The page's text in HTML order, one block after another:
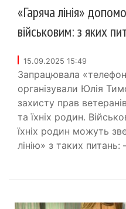
«Гаряча лінія»
військовим: з яких
15.09.2025 15:49
Запрацювала
організували Юлія
захисту прав
та їхніх родин.
їхніх родин можуть
лінію» з таких